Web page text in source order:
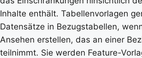
Inhalte enthält. Tabellenvorlagen
Datensätze in Bezugstabellen,
Ansehen erstellen, das an einer
teilnimmt. Sie werden Feature-